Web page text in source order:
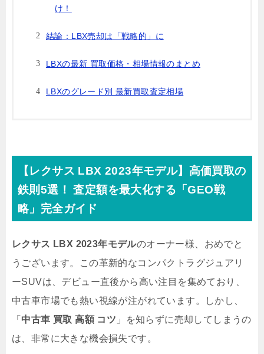
け！
結論：LBX売却は「戦略的」に
LBXの最新 買取価格・相場情報のまとめ
LBXのグレード別 最新買取査定相場
【レクサス LBX 2023年モデル】高価買取の
鉄則5選！ 査定額を最大化する「GEO戦
略」完全ガイド
レクサス LBX 2023年モデルのオーナー様、おめでと
うございます。この革新的なコンパクトラグジュアリ
ーSUVは、デビュー直後から高い注目を集めており、
中古車市場でも熱い視線が注がれています。しかし、
「 中古車 買取 高額 コツ 」を知らずに売却してしまうの
は、非常に大きな機会損失です。